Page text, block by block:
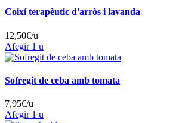
Coixí terapèutic d'arròs i lavanda
12,50€/u
Afegir 1 u
Sofregit de ceba amb tomata
7,95€/u
Afegir 1 u